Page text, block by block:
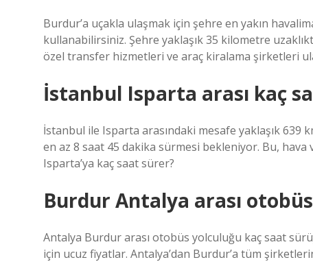
Burdur’a uçakla ulaşmak için şehre en yakın
kullanabilirsiniz. Şehre yaklaşık 35 kilometre
özel transfer hizmetleri ve araç kiralama şirketleri
İstanbul Isparta arası kaç
İstanbul ile Isparta arasındaki mesafe yaklaşık 639
en az 8 saat 45 dakika sürmesi bekleniyor. Bu,
Isparta’ya kaç saat sürer?
Burdur Antalya arası
Antalya Burdur arası otobüs yolculuğu kaç saat
için ucuz fiyatlar. Antalya’dan Burdur’a tüm